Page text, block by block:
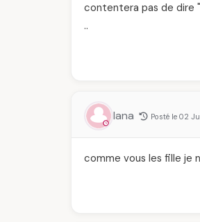
contentera pas de dire
..
lana Posté le 02
comme vous les fille je